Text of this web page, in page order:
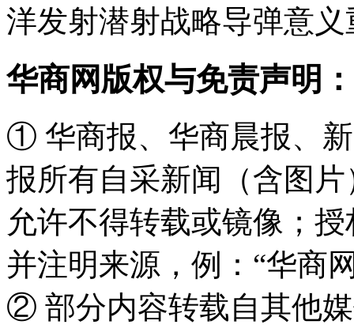
洋发射潜射战略导弹意
华商网版权与免责声明：
① 华商报、华商晨报、
报所有自采新闻（含图
允许不得转载或镜像；
并注明来源，例：“华商
② 部分内容转载自其他